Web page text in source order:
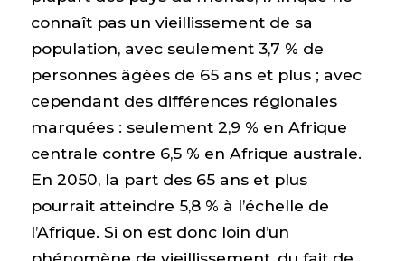
connaît pas un vieillissement de sa
population, avec seulement 3,7 % de
personnes âgées de 65 ans et plus ; avec
cependant des différences régionales
marquées : seulement 2,9 % en Afrique
centrale contre 6,5 % en Afrique australe.
En 2050, la part des 65 ans et plus
pourrait atteindre 5,8 % à l’échelle de
l’Afrique. Si on est donc loin d’un